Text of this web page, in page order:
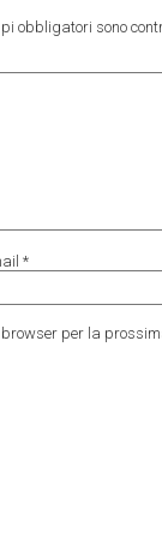
obbligatori sono
*
per la